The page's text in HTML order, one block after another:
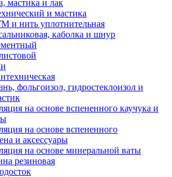
мастика и лак
и мастика
и нить уплотнительная
каболка и шнур
фольгоизол, гидростеклоизол и
на основе вспененного каучука и
на основе вспененного
и аксессуары
на основе минеральной ваты
резиновая